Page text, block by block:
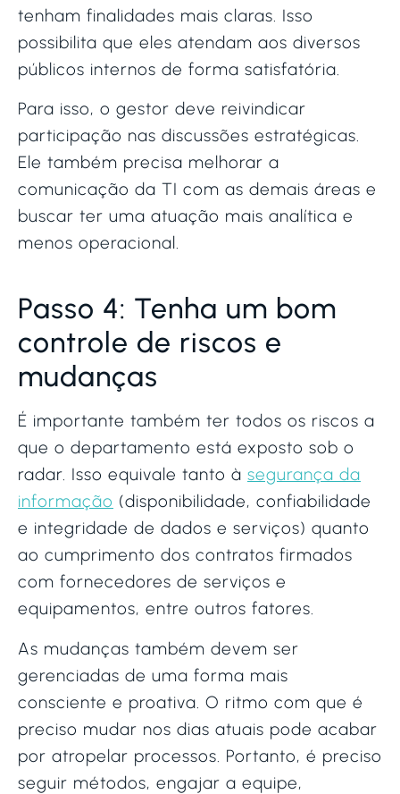
tenham finalidades mais claras. Isso
possibilita que eles atendam aos diversos
públicos internos de forma satisfatória.
Para isso, o gestor deve reivindicar
participação nas discussões estratégicas.
Ele também precisa melhorar a
comunicação da TI com as demais áreas e
buscar ter uma atuação mais analítica e
menos operacional.
Passo 4: Tenha um bom
controle de riscos e
mudanças
É importante também ter todos os riscos a
que o departamento está exposto sob o
radar. Isso equivale tanto à segurança da
informação (disponibilidade, confiabilidade
e integridade de dados e serviços) quanto
ao cumprimento dos contratos firmados
com fornecedores de serviços e
equipamentos, entre outros fatores.
As mudanças também devem ser
gerenciadas de uma forma mais
consciente e proativa. O ritmo com que é
preciso mudar nos dias atuais pode acabar
por atropelar processos. Portanto, é preciso
seguir métodos, engajar a equipe,